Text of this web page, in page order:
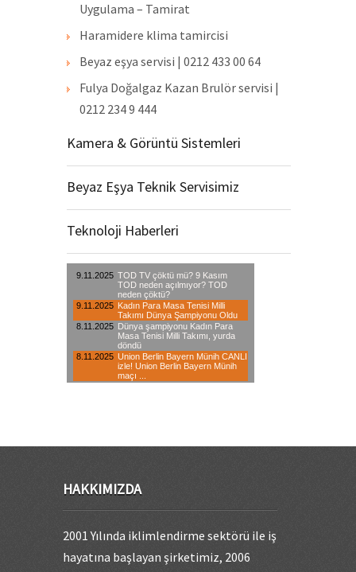
Uygulama – Tamirat
Haramidere klima tamircisi
Beyaz eşya servisi | 0212 433 00 64
Fulya Doğalgaz Kazan Brulör servisi |
0212 234 9 444
Kamera & Görüntü Sistemleri
Beyaz Eşya Teknik Servisimiz
Teknoloji Haberleri
HAKKIMIZDA
2001 Yılında iklimlendirme sektörü ile iş
hayatına başlayan şirketimiz, 2006